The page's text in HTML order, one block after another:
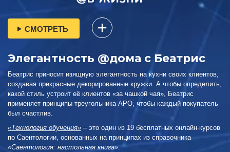
СМОТРЕТЬ
Элегантность @дома с Беатрис
Беатрис приносит изящную элегантность на кухни своих клиентов,
создавая прекрасные декорированные кружки. А чтобы определить,
какой стиль устроит её клиентов «за чашкой чая», Беатрис
применяет принципы треугольника АРО, чтобы каждый покупатель
был счастлив.
«Технология обучения» – это один из 19 бесплатных онлайн-курсов
по Саентологии, основанных на принципах из справочника
«Саентология: настольная книга».